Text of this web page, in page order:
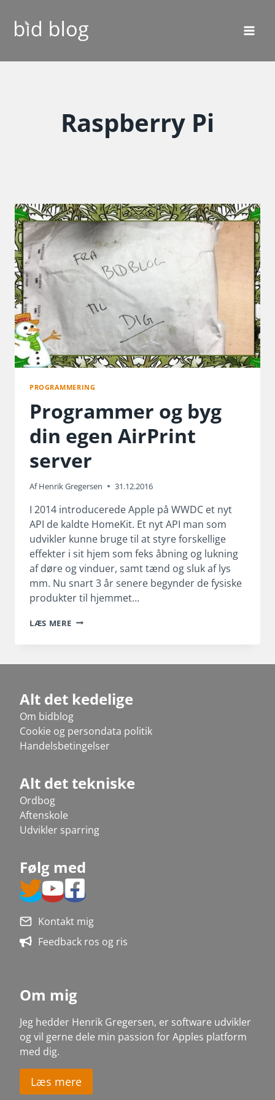
indhold
Raspberry Pi
PROGRAMMERING
Programmer og byg
din egen AirPrint
server
Af Henrik Gregersen 31.12.2016
I 2014 introducerede Apple på WWDC et nyt
API de kaldte HomeKit. Et nyt API man som
udvikler kunne bruge til at styre forskellige
effekter i sit hjem som feks åbning og lukning
af døre og vinduer, samt tænd og sluk af lys
mm. Nu snart 3 år senere begynder de fysiske
produkter til hjemmet…
LÆS MERE PROGRAMMER
EGEN
Alt det kedelige
Om bidblog
Cookie og persondata politik
Handelsbetingelser
Alt det tekniske
Ordbog
Aftenskole
Udvikler sparring
Følg med
Kontakt mig
Feedback ros og ris
Om mig
Jeg hedder Henrik Gregersen, er software udvikler
og vil gerne dele min passion for Apples platform
med dig.
Læs mere